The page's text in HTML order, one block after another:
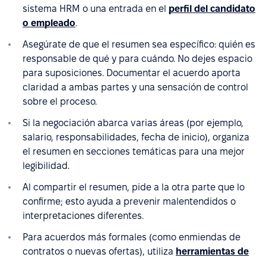
sistema HRM o una entrada en el perfil del candidato
o empleado.
Asegúrate de que el resumen sea específico: quién es
responsable de qué y para cuándo. No dejes espacio
para suposiciones. Documentar el acuerdo aporta
claridad a ambas partes y una sensación de control
sobre el proceso.
Si la negociación abarca varias áreas (por ejemplo,
salario, responsabilidades, fecha de inicio), organiza
el resumen en secciones temáticas para una mejor
legibilidad.
Al compartir el resumen, pide a la otra parte que lo
confirme; esto ayuda a prevenir malentendidos o
interpretaciones diferentes.
Para acuerdos más formales (como enmiendas de
contratos o nuevas ofertas), utiliza herramientas de